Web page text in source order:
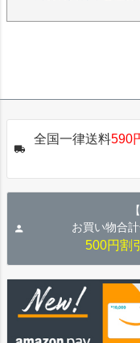
全国一律送料590
お買い物合
500円割